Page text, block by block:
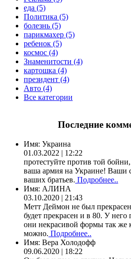
еда (5)
Политика (5)
болезнь (5)
парикмахер (5)
ребенок (5)
космос (4)
Знаменитости (4)
картошка (4)
президент (4)
Авто (4)
Все категории
Последние
Имя: Украина
01.03.2022 | 12:22
протестуйте против той
ваша армия на Украине! Ваши
ваших братьев. Подробнее..
Имя: АЛИНА
03.10.2020 | 21:43
Метт Деймон не был
будет прекрасен и в 80. У него
они некрасивой формы так же
можно. Подробнее..
Имя: Вера Холодофф
09.06.2020 | 18:22